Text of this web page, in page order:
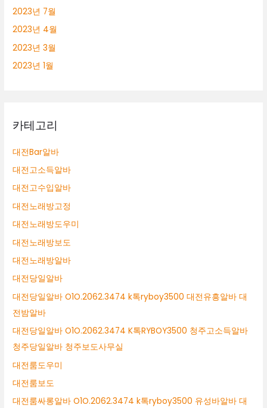
2023년 7월
2023년 4월
2023년 3월
2023년 1월
카테고리
대전Bar알바
대전고소득알바
대전고수입알바
대전노래방고정
대전노래방도우미
대전노래방보도
대전노래방알바
대전당일알바
대전당일알바 O1O.2062.3474 k톡ryboy3500 대전유흥알바 대
전밤알바
대전당일알바 O1O.2062.3474 K톡RYBOY3500 청주고소득알바
청주당일알바 청주보도사무실
대전룸도우미
대전룸보도
대전룸싸롱알바 O1O.2062.3474 k톡ryboy3500 유성바알바 대